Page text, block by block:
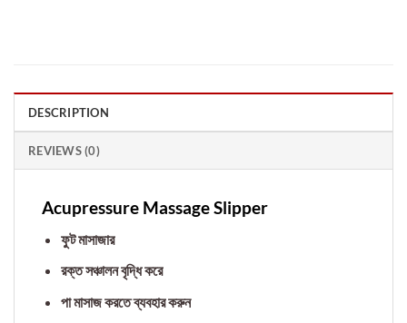
DESCRIPTION
REVIEWS (0)
Acupressure Massage Slipper
ফুট মাসাজার
রক্ত সঞ্চালন বৃদ্ধি করে
পা মাসাজ করতে ব্যবহার করুন